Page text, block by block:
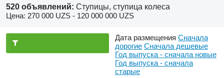
520 объявлений: Ступицы, ступица колеса
Цена: 270 000 UZS - 120 000 000 UZS
Дата размещения Сначала
дорогие Сначала дешевые
Год выпуска - сначала новые
Год выпуска - сначала
старые